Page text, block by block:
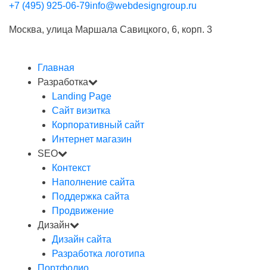
+7 (495) 925-06-79info@webdesigngroup.ru
Москва, улица Маршала Савицкого, 6, корп. 3
Главная
Разработка
Landing Page
Сайт визитка
Корпоративный сайт
Интернет магазин
SEO
Контекст
Наполнение сайта
Поддержка сайта
Продвижение
Дизайн
Дизайн сайта
Разработка логотипа
Портфолио